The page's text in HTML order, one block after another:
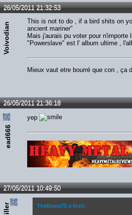
26/05/2011 21:32:53
Voivodian
This is not to do , if a bird shits on
ancient mariner"
Mais j'aurais pu voter pour n'importe
"Powerslave" est l' album ultime ,
Mieux vaut etre bourré que con , ça
26/05/2011 21:36:18
ead666
yep
27/05/2011 10:49:50
TheBeast75 a écrit: